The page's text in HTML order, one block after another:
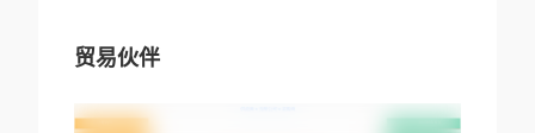
贸易伙伴